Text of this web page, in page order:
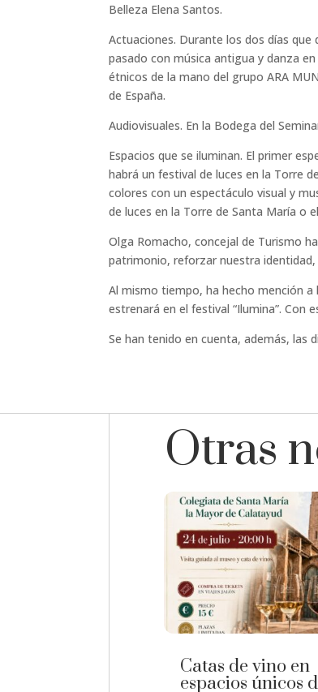
Belleza Elena Santos.
Actuaciones. Durante los dos días
pasado con música antigua y danza
étnicos de la mano del grupo ARA
de España.
Audiovisuales. En la Bodega del
Espacios que se iluminan. El primer
habrá un festival de luces en la Torre
colores con un espectáculo visual y
de luces en la Torre de Santa María o
Olga Romacho, concejal de Turismo
patrimonio, reforzar nuestra
Al mismo tiempo, ha hecho mención a
estrenará en el festival “Ilumina”. Con
Se han tenido en cuenta, además, las
Otras
Catas de vino en
espacios únicos